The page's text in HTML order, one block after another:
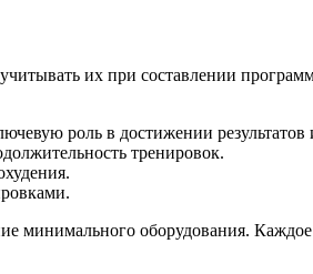
их при составлении
роль в достижении
тренировок.
минимального оборудования.